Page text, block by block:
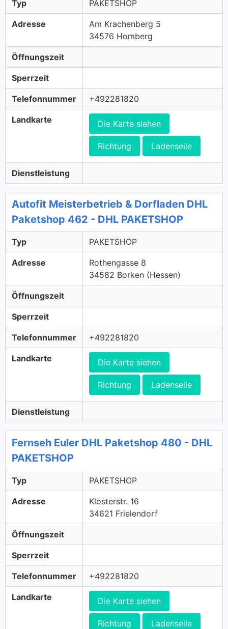
Typ PAKETSHOP
Adresse
Am Krachenberg 5
34576 Homberg
Öffnungszeit
Sperrzeit
Telefonnummer +492281820
Landkarte Die Karte siehen
Richtung Ladenseile
Dienstleistung
Autofit Meisterbetrieb & Dorfladen DHL
Paketshop 462 - DHL PAKETSHOP
Typ PAKETSHOP
Adresse
Rothengasse 8
34582 Borken (Hessen)
Öffnungszeit
Sperrzeit
Telefonnummer +492281820
Landkarte Die Karte siehen
Richtung Ladenseile
Dienstleistung
Fernseh Euler DHL Paketshop 480 - DHL
PAKETSHOP
Typ PAKETSHOP
Adresse
Klosterstr. 16
34621 Frielendorf
Öffnungszeit
Sperrzeit
Telefonnummer +492281820
Landkarte Die Karte siehen
Richtung Ladenseile